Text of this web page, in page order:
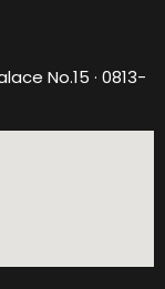
No.15 · 0813-